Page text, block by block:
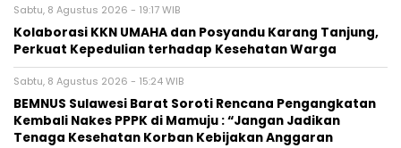
Sabtu, 8 Agustus 2026 - 19:17 WIB
Kolaborasi KKN UMAHA dan Posyandu Karang Tanjung,
Perkuat Kepedulian terhadap Kesehatan Warga
Sabtu, 8 Agustus 2026 - 15:24 WIB
BEMNUS Sulawesi Barat Soroti Rencana Pengangkatan
Kembali Nakes PPPK di Mamuju : “Jangan Jadikan
Tenaga Kesehatan Korban Kebijakan Anggaran